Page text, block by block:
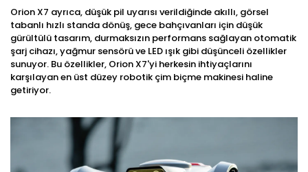
Orion X7 ayrıca, düşük pil uyarısı verildiğinde akıllı, görsel
tabanlı hızlı standa dönüş, gece bahçıvanları için düşük
gürültülü tasarım, durmaksızın performans sağlayan otomatik
şarj cihazı, yağmur sensörü ve LED ışık gibi düşünceli özellikler
sunuyor. Bu özellikler, Orion X7'yi herkesin ihtiyaçlarını
karşılayan en üst düzey robotik çim biçme makinesi haline
getiriyor.